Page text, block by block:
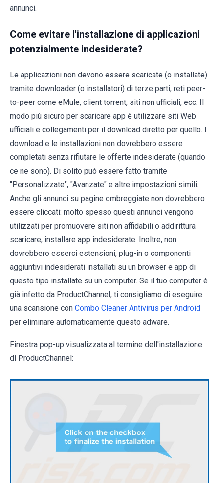
annunci.
Come evitare l'installazione di applicazioni
potenzialmente indesiderate?
Le applicazioni non devono essere scaricate (o installate)
tramite downloader (o installatori) di terze parti, reti peer-
to-peer come eMule, client torrent, siti non ufficiali, ecc. Il
modo più sicuro per scaricare app è utilizzare siti Web
ufficiali e collegamenti per il download diretto per quello. I
download e le installazioni non dovrebbero essere
completati senza rifiutare le offerte indesiderate (quando
ce ne sono). Di solito può essere fatto tramite
"Personalizzate", "Avanzate" e altre impostazioni simili.
Anche gli annunci su pagine ombreggiate non dovrebbero
essere cliccati: molto spesso questi annunci vengono
utilizzati per promuovere siti non affidabili o addirittura
scaricare, installare app indesiderate. Inoltre, non
dovrebbero esserci estensioni, plug-in o componenti
aggiuntivi indesiderati installati su un browser e app di
questo tipo installate su un computer. Se il tuo computer è
già infetto da ProductChannel, ti consigliamo di eseguire
una scansione con Combo Cleaner Antivirus per Android
per eliminare automaticamente questo adware.
Finestra pop-up visualizzata al termine dell'installazione
di ProductChannel: